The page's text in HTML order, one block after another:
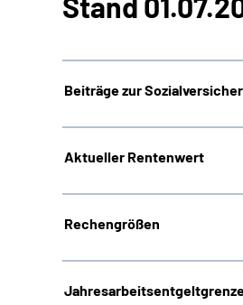
Beiträge zur
Aktueller Rentenwert
Rechengrößen